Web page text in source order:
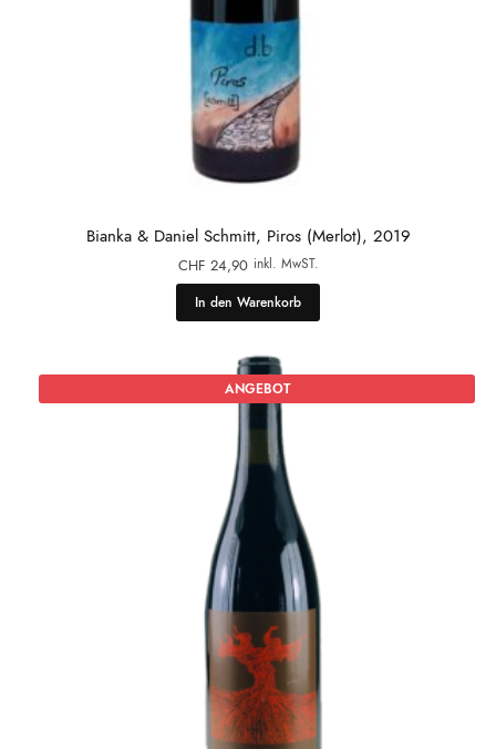
Bianka & Daniel Schmitt, Piros (Merlot), 2019
CHF 24,90 inkl. MwST.
In den Warenkorb
ANGEBOT